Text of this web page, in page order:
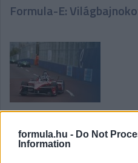
formula.hu - Do Not
Information
Formula-E:
FE: Rowland-diadal és